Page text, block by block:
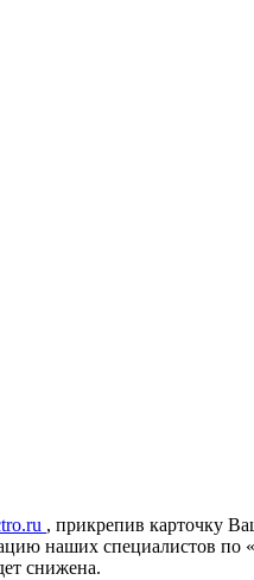
, прикрепив карточку
наших специалистов по
снижена.